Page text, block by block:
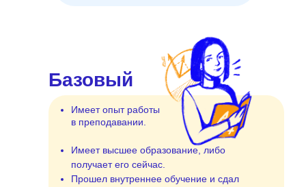
Базовый
Имеет опыт работы
в преподавании.
Имеет высшее образование, либо
получает его сейчас.
Прошел внутреннее обучение и сдал